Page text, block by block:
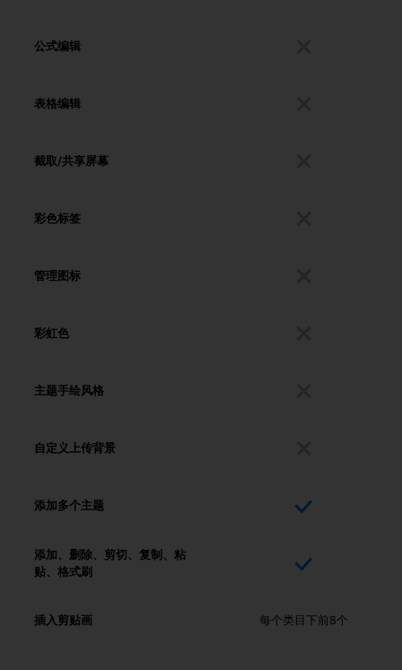
公式编辑
表格编辑
截取/共享屏幕
彩色标签
管理图标
彩虹色
主题手绘风格
自定义上传背景
添加多个主题
添加、删除、剪切、复制、粘
贴、格式刷
插入剪贴画 每个类目下前8个